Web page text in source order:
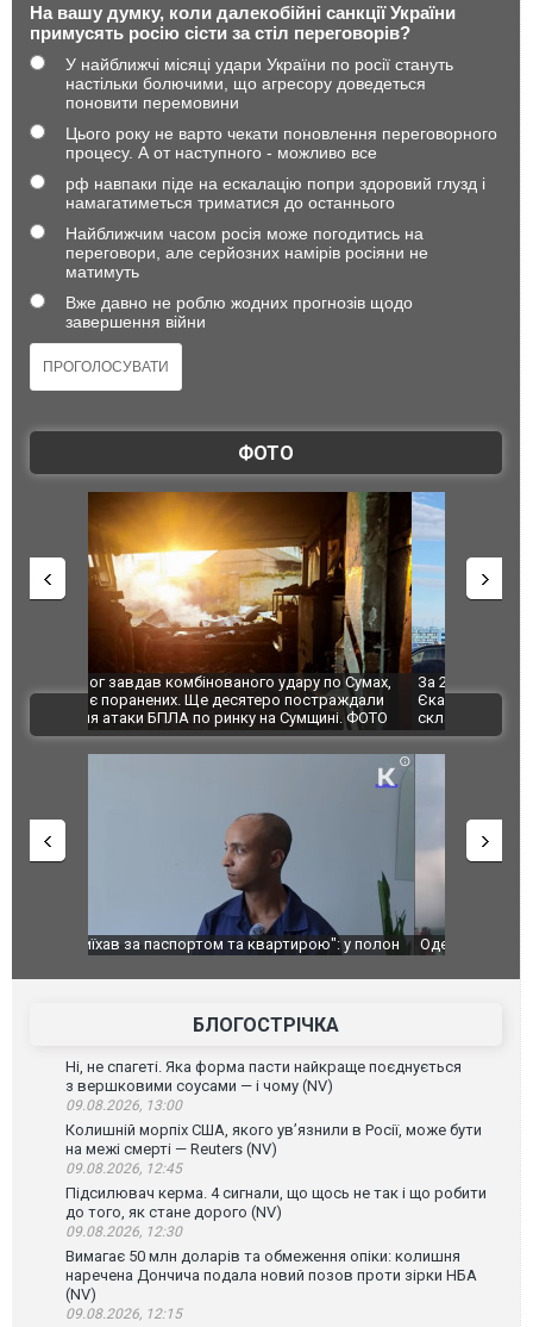
На вашу думку, коли далекобійні санкції України
примусять росію сісти за стіл переговорів?
У найближчі місяці удари України по росії стануть
настільки болючими, що агресору доведеться
поновити перемовини
Цього року не варто чекати поновлення переговорного
процесу. А от наступного - можливо все
рф навпаки піде на ескалацію попри здоровий глузд і
намагатиметься триматися до останнього
Найближчим часом росія може погодитись на
переговори, але серйозних намірів росіяни не
матимуть
Вже давно не роблю жодних прогнозів щодо
завершення війни
ФОТО
За 2000 кілометрів від кордону з Україною: в
Єкатеринбурзі після атаки дронів загорівся
склад Wildberries. ФОТО. ВІДЕО
"Мої
ВІДЕО
Одесу накрила потужна злива з градом та
Вже
БЛОГОСТРІЧКА
Ні, не спагеті. Яка форма пасти найкраще поєднується
з вершковими соусами — і чому (NV)
09.08.2026, 13:00
Колишній морпіх США, якого ув’язнили в Росії, може бути
на межі смерті — Reuters (NV)
09.08.2026, 12:45
Підсилювач керма. 4 сигнали, що щось не так і що робити
до того, як стане дорого (NV)
09.08.2026, 12:30
Вимагає 50 млн доларів та обмеження опіки: колишня
наречена Дончича подала новий позов проти зірки НБА
(NV)
09.08.2026, 12:15